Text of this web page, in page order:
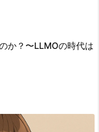
検索
か？〜LLMOの時代は